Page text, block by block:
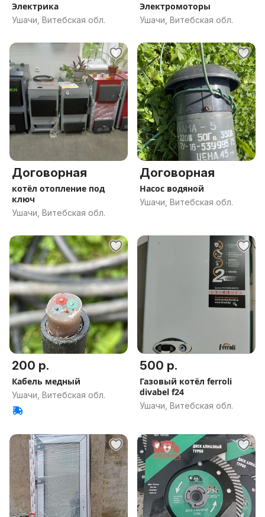
Электрика
Ушачи, Витебская обл.
Электромоторы
Ушачи, Витебская обл.
Договорная
котёл отопление под
ключ
Ушачи, Витебская обл.
Договорная
Насос водяной
Ушачи, Витебская обл.
200 р.
Кабель медный
Ушачи, Витебская обл.
500 р.
Газовый котёл ferroli
divabel f24
Ушачи, Витебская обл.